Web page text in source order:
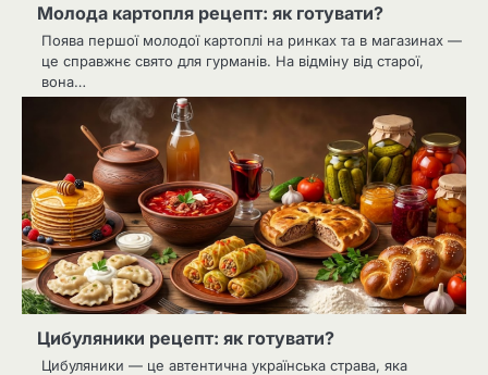
Молода картопля рецепт: як готувати?
Поява першої молодої картоплі на ринках та в магазинах —
це справжнє свято для гурманів. На відміну від старої,
вона…
Цибуляники рецепт: як готувати?
Цибуляники — це автентична українська страва, яка